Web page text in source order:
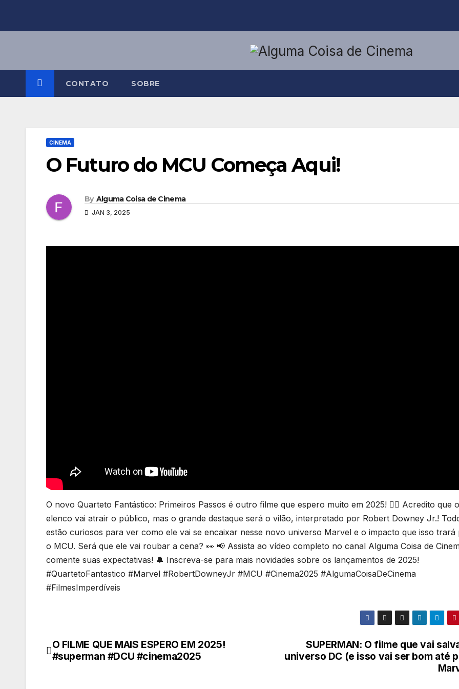
CONTATO SOBRE
CINEMA
O Futuro do MCU Começa Aqui!
By Alguma Coisa de Cinema
JAN 3, 2025
O novo Quarteto Fantástico: Primeiros Passos é outro filme que espero muito em 2025! 🦸‍♂️ Acredito que o
elenco vai atrair o público, mas o grande destaque será o vilão, interpretado por Robert Downey Jr.!
estão curiosos para ver como ele vai se encaixar nesse novo universo Marvel e o impacto que isso trará
o MCU. Será que ele vai roubar a cena? 👀 📢 Assista ao vídeo completo no canal Alguma Coisa de
comente suas expectativas! 🔔 Inscreva-se para mais novidades sobre os lançamentos de 2025!
#QuartetoFantastico #Marvel #RobertDowneyJr #MCU #Cinema2025 #AlgumaCoisaDeCinema
#FilmesImperdíveis
Navegação
SUPERMAN: O filme que vai
universo DC (e isso vai ser bom até
O FILME QUE MAIS ESPERO EM 2025!
#superman #DCU #cinema2025